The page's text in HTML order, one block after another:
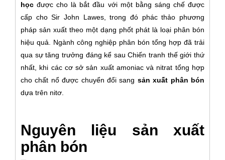
học được cho là bắt đầu với một bằng sáng chế được
cấp cho Sir John Lawes, trong đó phác thảo phương
pháp sản xuất theo một dạng phốt phát là loại phân bón
hiệu quả. Ngành công nghiệp phân bón tổng hợp đã trải
qua sự tăng trưởng đáng kể sau Chiến tranh thế giới thứ
nhất, khi các cơ sở sản xuất amoniac và nitrat tổng hợp
cho chất nổ được chuyển đổi sang sản xuất phân bón
dựa trên nitơ.
Nguyên liệu sản xuất
phân bón